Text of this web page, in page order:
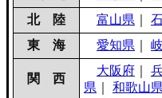
北 陸
富山県
東 海
愛知県
関 西
大阪府
県
和歌山県